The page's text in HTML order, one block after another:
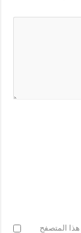
هذا المتصفح